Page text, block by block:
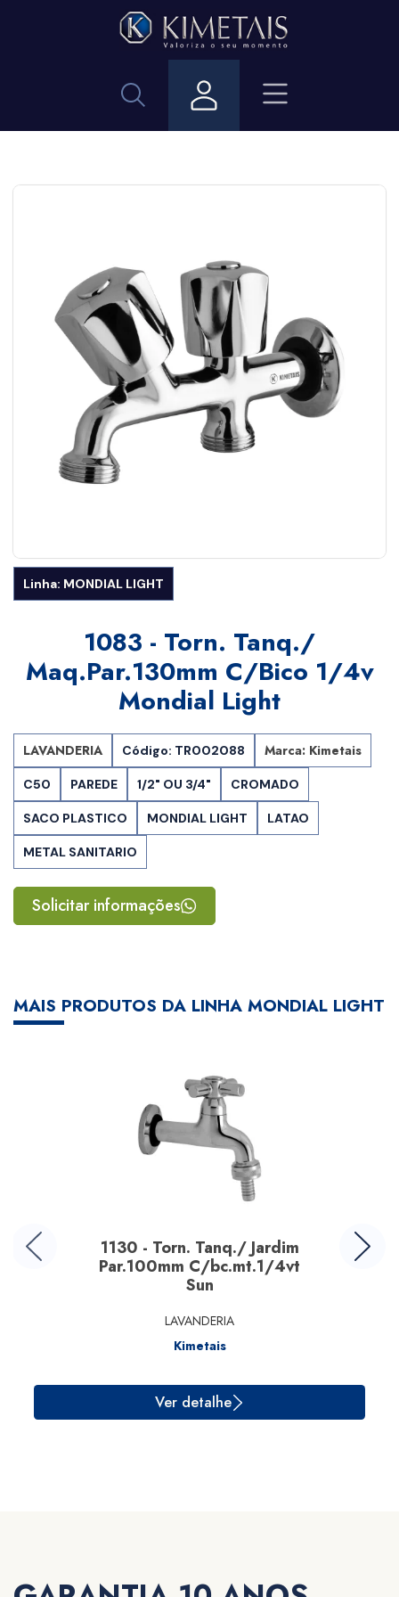
Linha: MONDIAL LIGHT
1083 - Torn. Tanq./
Maq.par.130mm C/bico 1/4v
Mondial Light
LAVANDERIA Código: TR002088 Marca: Kimetais
C50 PAREDE 1/2" OU 3/4" CROMADO
SACO PLASTICO MONDIAL LIGHT LATAO
METAL SANITARIO
Solicitar informações
MAIS PRODUTOS DA LINHA MONDIAL LIGHT
1130 - Torn. Tanq./ Jardim
Par.100mm C/bc.mt.1/4vt
Sun
LAVANDERIA
Kimetais